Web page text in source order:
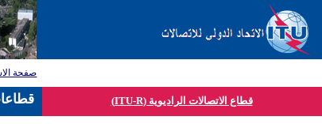
صفحة
قطاع الاتصالات الراديوية (ITU-R)